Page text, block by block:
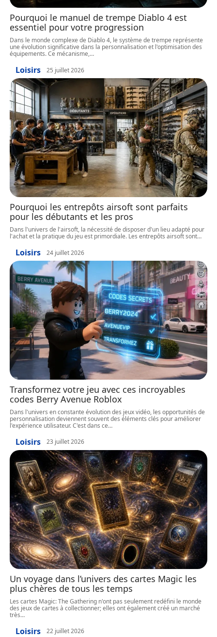
Pourquoi le manuel de trempe Diablo 4 est
essentiel pour votre progression
Dans le monde complexe de Diablo 4, le système de trempe représente
une évolution significative dans la personnalisation et l'optimisation des
équipements. Ce mécanisme,…
Loisirs 25 juillet 2026
Pourquoi les entrepôts airsoft sont parfaits
pour les débutants et les pros
Dans l'univers de l'airsoft, la nécessité de disposer d'un lieu adapté pour
l'achat et la pratique du jeu est primordiale. Les entrepôts airsoft sont…
Loisirs 24 juillet 2026
Transformez votre jeu avec ces incroyables
codes Berry Avenue Roblox
Dans l'univers en constante évolution des jeux vidéo, les opportunités de
personnalisation deviennent souvent des éléments clés pour améliorer
l'expérience utilisateur. C'est dans ce…
Loisirs 23 juillet 2026
Un voyage dans l’univers des cartes Magic les
plus chères de tous les temps
Les cartes Magic: The Gathering n'ont pas seulement redéfini le monde
des jeux de cartes à collectionner; elles ont également créé un marché
très…
Loisirs 22 juillet 2026